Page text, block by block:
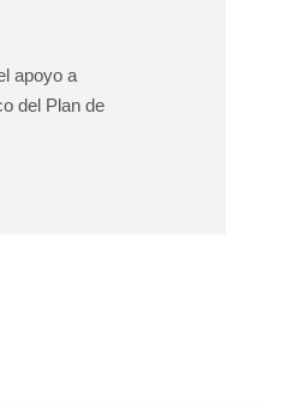
apoyo a
del Plan de